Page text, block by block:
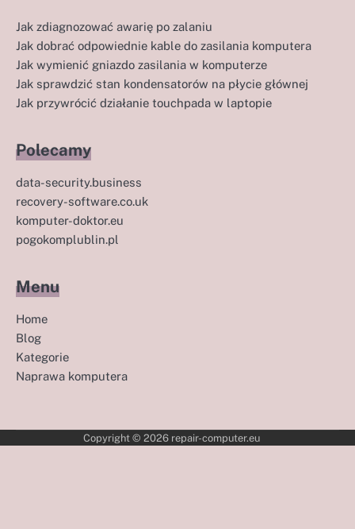
Jak zdiagnozować awarię po zalaniu
Jak dobrać odpowiednie kable do zasilania komputera
Jak wymienić gniazdo zasilania w komputerze
Jak sprawdzić stan kondensatorów na płycie głównej
Jak przywrócić działanie touchpada w laptopie
Polecamy
data-security.business
recovery-software.co.uk
komputer-doktor.eu
pogokomplublin.pl
Menu
Home
Blog
Kategorie
Naprawa komputera
Copyright © 2026 repair-computer.eu